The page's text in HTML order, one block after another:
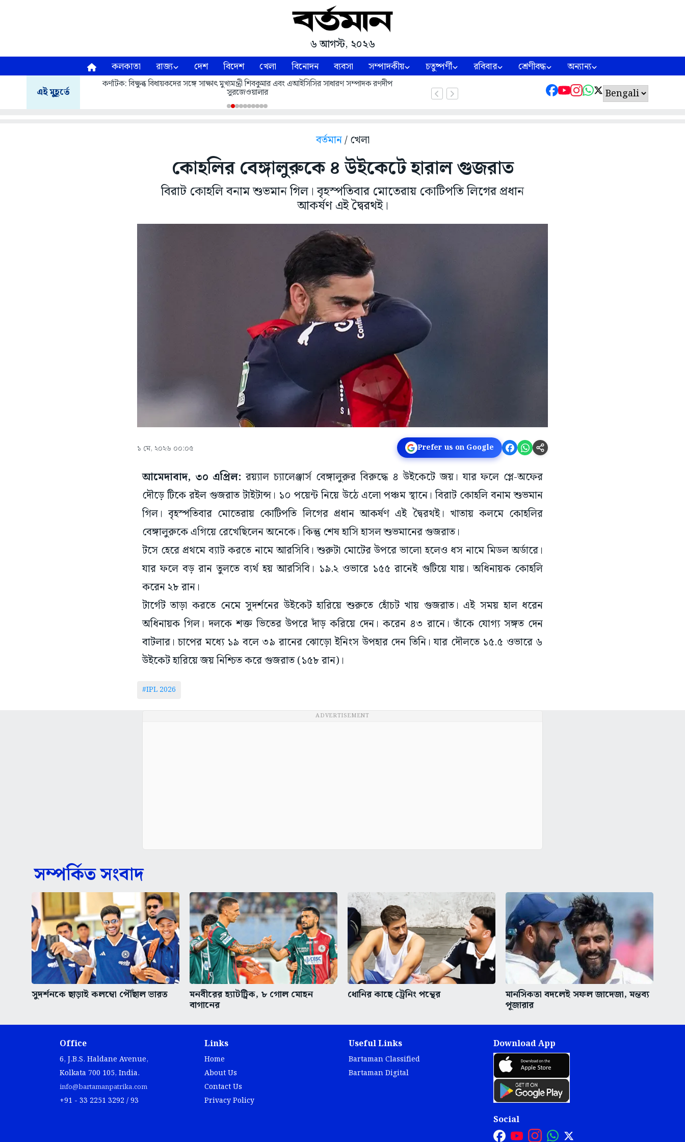
৬ আগস্ট, ২০২৬
কলকাতা রাজ্য দেশ বিদেশ খেলা বিনোদন ব্যবসা সম্পাদকীয় চতুষ্পর্ণী রবিবার শ্রেণীবদ্ধ অন্যান্য
এই মুহূর্তে
কর্ণাটক: বিক্ষুব্ধ বিধায়কদের সঙ্গে সাক্ষাৎ মুখ্যমন্ত্রী শিবকুমার এবং এআইসিসির সাধারণ সম্পাদক রণদীপ
সুরজেওয়ালার
বর্তমান/ খেলা
কোহলির বেঙ্গালুরুকে ৪ উইকেটে হারাল গুজরাত
বিরাট কোহলি বনাম শুভমান গিল। বৃহস্পতিবার মোতেরায় কোটিপতি লিগের প্রধান
আকর্ষণ এই দ্বৈরথই।
১ মে, ২০২৬ ০০:০৫ Prefer us on Google
আমেদাবাদ, ৩০ এপ্রিল: রয়্যাল চ্যালেঞ্জার্স বেঙ্গালুরুর বিরুদ্ধে ৪ উইকেটে জয়। যার ফলে প্লে-অফের
দৌড়ে টিকে রইল গুজরাত টাইটান্স। ১০ পয়েন্ট নিয়ে উঠে এলো পঞ্চম স্থানে। বিরাট কোহলি বনাম শুভমান
গিল। বৃহস্পতিবার মোতেরায় কোটিপতি লিগের প্রধান আকর্ষণ এই দ্বৈরথই। খাতায় কলমে কোহলির
বেঙ্গালুরুকে এগিয়ে রেখেছিলেন অনেকে। কিন্তু শেষ হাসি হাসল শুভমানের গুজরাত।
টসে হেরে প্রথমে ব্যাট করতে নামে আরসিবি। শুরুটা মোটের উপরে ভালো হলেও ধস নামে মিডল অর্ডারে।
যার ফলে বড় রান তুলতে ব্যর্থ হয় আরসিবি। ১৯.২ ওভারে ১৫৫ রানেই গুটিয়ে যায়। অধিনায়ক কোহলি
করেন ২৮ রান।
টার্গেট তাড়া করতে নেমে সুদর্শনের উইকেট হারিয়ে শুরুতে হোঁচট খায় গুজরাত। এই সময় হাল ধরেন
অধিনায়ক গিল। দলকে শক্ত ভিতের উপরে দাঁড় করিয়ে দেন। করেন ৪৩ রানে। তাঁকে যোগ্য সঙ্গত দেন
বাটলার। চাপের মধ্যে ১৯ বলে ৩৯ রানের ঝোড়ো ইনিংস উপহার দেন তিনি। যার দৌলতে ১৫.৫ ওভারে ৬
উইকেট হারিয়ে জয় নিশ্চিত করে গুজরাত (১৫৮ রান)।
#IPL 2026
ADVERTISEMENT
সম্পর্কিত সংবাদ
সুদর্শনকে ছাড়াই কলম্বো পৌঁছাল ভারত মনবীরের হ্যাটট্রিক, ৮ গোল মোহন
বাগানের
ধোনির কাছে ট্রেনিং পন্থের মানসিকতা বদলেই সফল জাদেজা, মন্তব্য
পূজারার
Office
6, J.B.S. Haldane Avenue,
Kolkata 700 105, India.
info@bartamanpatrika.com
+91 - 33 2251 3292 / 93
Links
Home
About Us
Contact Us
Privacy Policy
Useful Links
Bartaman Classified
Bartaman Digital
Download App
Social